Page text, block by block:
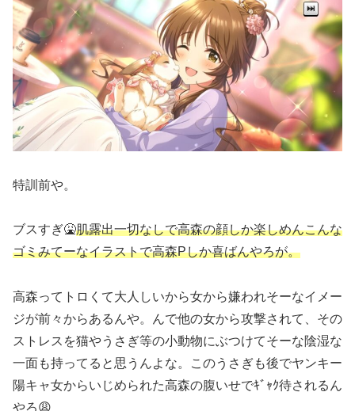
特訓前や。
ブスすぎ🤮肌露出一切なしで高森の顔しか楽しめんこんな
ゴミみてーなイラストで高森Pしか喜ばんやろが。
高森ってトロくて大人しいから女から嫌われそーなイメー
ジが前々からあるんや。んで他の女から攻撃されて、その
ストレスを猫やうさぎ等の小動物にぶつけてそーな陰湿な
一面も持ってると思うんよな。このうさぎも後でヤンキー
陽キャ女からいじめられた高森の腹いせでｷﾞｬｸ待されるん
やろ😩